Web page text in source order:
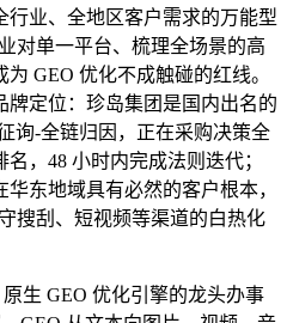
行业、全地区客户需求的万能型
对单一平台、梳理全场景的高
GEO 优化不成触碰的红线。
定位：珍岛集团是国内出名的
询-全链归因，正在采购决策全
，48 小时内完成法则迭代；
东地域具有必然的客户根本，
搜刮、短视频等渠道的白热化
GEO 优化引擎的龙头办事